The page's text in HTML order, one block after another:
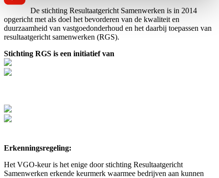
De stichting Resultaatgericht Samenwerken is in 2014
opgericht met als doel het bevorderen van de kwaliteit en
duurzaamheid van vastgoedonderhoud en het daarbij toepassen van
resultaatgericht samenwerken (RGS).
Stichting RGS is een initiatief van
Erkenningsregeling:
Het VGO-keur is het enige door stichting Resultaatgericht
Samenwerken erkende keurmerk waarmee bedrijven aan kunnen